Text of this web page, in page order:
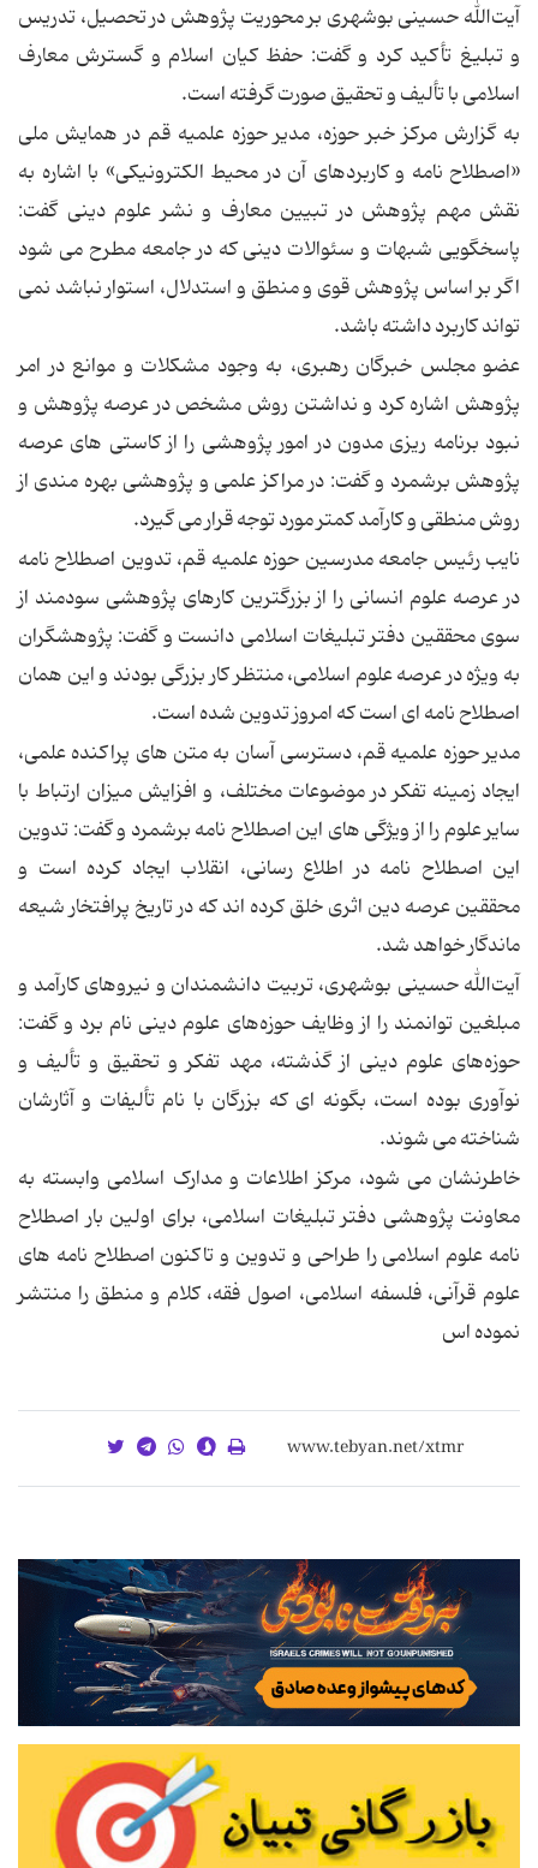
‌آیت‌الله حسینی بوشهری بر محوریت پژوهش در تحصیل، تدریس
و تبلیغ تأکید کرد و گفت: حفظ کیان اسلام و گسترش معارف
اسلامی با تألیف و تحقیق صورت گرفته است.
به گزارش مرکز خبر حوزه، مدیر حوزه علمیه قم در همایش ملی
«اصطلاح نامه و کاربردهای آن در محیط الکترونیکی» با اشاره به
نقش مهم پژوهش در تبیین معارف و نشر علوم دینی گفت:
پاسخگویی شبهات و سئوالات دینی که در جامعه مطرح می شود
اگر بر اساس پژوهش قوی و منطق و استدلال، استوار نباشد نمی
تواند کاربرد داشته باشد.
عضو مجلس خبرگان رهبری، به وجود مشکلات و موانع در امر
پژوهش اشاره کرد و نداشتن روش مشخص در عرصه پژوهش و
نبود برنامه ریزی مدون در امور پژوهشی را از کاستی های عرصه
پژوهش برشمرد و گفت: در مراکز علمی و پژوهشی بهره مندی از
روش منطقی و کارآمد کمتر مورد توجه قرار می گیرد.
نایب رئیس جامعه مدرسین حوزه علمیه قم، تدوین اصطلاح نامه
در عرصه علوم انسانی را از بزرگترین کارهای پژوهشی سودمند از
سوی محققین دفتر تبلیغات اسلامی دانست و گفت: پژوهشگران
به ویژه در عرصه علوم اسلامی، منتظر کار بزرگی بودند و این همان
اصطلاح نامه ای است که امروز تدوین شده است.
مدیر حوزه علمیه قم، دسترسی آسان به متن های پراکنده علمی،
ایجاد زمینه تفکر در موضوعات مختلف، و افزایش میزان ارتباط با
سایر علوم را از ویژگی های این اصطلاح نامه برشمرد و گفت: تدوین
این اصطلاح نامه در اطلاع رسانی، انقلاب ایجاد کرده است و
محققین عرصه دین اثری خلق کرده اند که در تاریخ پرافتخار شیعه
ماندگار خواهد شد.
‌آیت‌الله حسینی بوشهری، تربیت دانشمندان و نیروهای کارآمد و
مبلغین توانمند را از وظایف حوزه‌های علوم دینی نام برد و گفت:
حوزه‌های علوم دینی از گذشته، مهد تفکر و تحقیق و تألیف و
نوآوری بوده است، بگونه ای که بزرگان با نام تألیفات و آثارشان
شناخته می شوند.
خاطرنشان می شود، مرکز اطلاعات و مدارک اسلامی وابسته به
معاونت پژوهشی دفتر تبلیغات اسلامی، برای اولین بار اصطلاح
نامه علوم اسلامی را طراحی و تدوین و تاکنون اصطلاح نامه های
علوم قرآنی، فلسفه اسلامی، اصول فقه، کلام و منطق را منتشر
نموده اس